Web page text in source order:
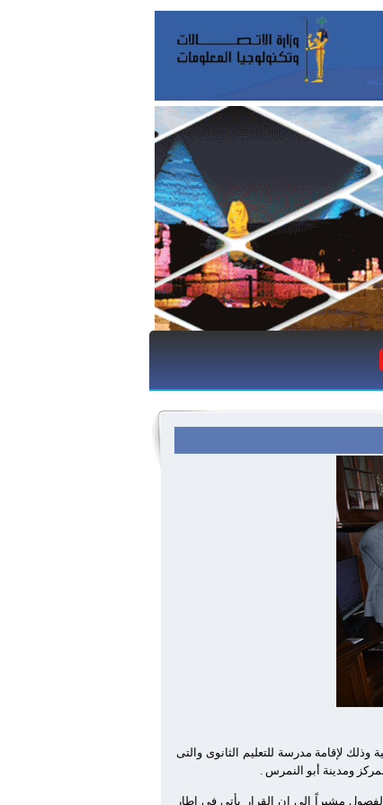
بكلية الحقوق جامعة المنوفية وذلك لإقامة مدرسة للتعليم الثانوى والتى
ومدينة أبو النمرس .
مشيراً إلى ان القرار يأتى فى إطار